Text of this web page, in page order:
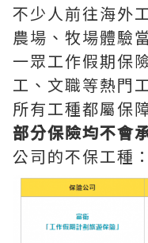
不少人前往海外
農場、牧場體驗
一眾工作假期保
工、文職等熱門
所有工種都屬保
部分保險均不會
公司的不保工種：